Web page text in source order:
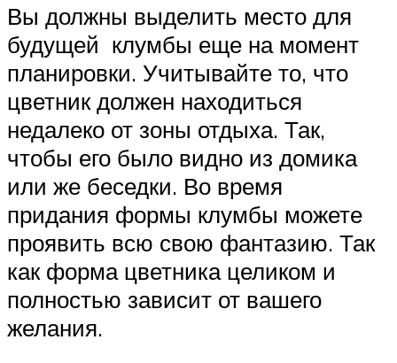
Вы должны выделить место для
будущей клумбы еще на момент
планировки. Учитывайте то, что
цветник должен находиться
недалеко от зоны отдыха. Так,
чтобы его было видно из домика
или же беседки. Во время
придания формы клумбы можете
проявить всю свою фантазию. Так
как форма цветника целиком и
полностью зависит от вашего
желания.